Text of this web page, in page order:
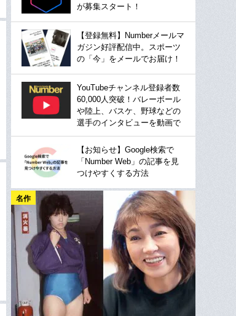
が募集スタート！
【登録無料】Numberメールマ
ガジン好評配信中。スポーツ
の「今」をメールでお届け！
YouTubeチャンネル登録者数
60,000人突破！バレーボール
や陸上、バスケ、野球などの
選手のインタビューを動画で
【お知らせ】Google検索で
「Number Web」の記事を見
つけやすくする方法
名作